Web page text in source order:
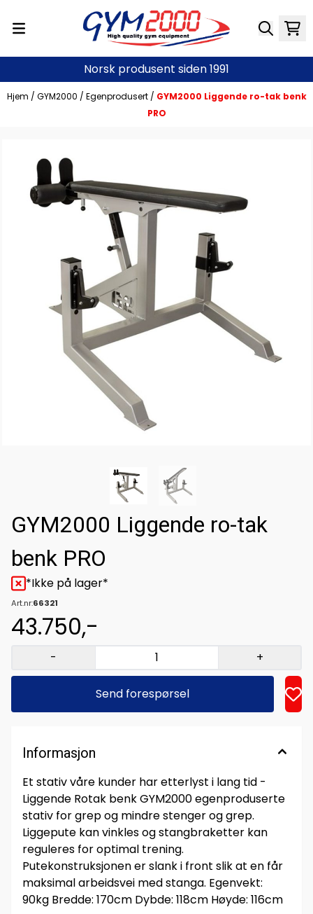
Norsk produsent siden 1991
Hjem / GYM2000 / Egenprodusert / GYM2000 Liggende ro-tak benk
PRO
GYM2000 Liggende ro-tak
benk PRO
*Ikke på lager*
Art.nr:66321
43.750,-
- +
Send forespørsel
Informasjon
Et stativ våre kunder har etterlyst i lang tid -
Liggende Rotak benk GYM2000 egenproduserte
stativ for grep og mindre stenger og grep.
Liggepute kan vinkles og stangbraketter kan
reguleres for optimal trening.
Putekonstruksjonen er slank i front slik at en får
maksimal arbeidsvei med stanga. Egenvekt:
90kg Bredde: 170cm Dybde: 118cm Høyde: 116cm